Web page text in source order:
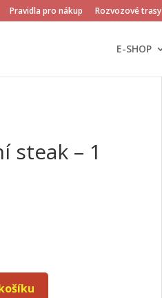
Pravidla pro nákup Rozvozové trasy
E-SHOP
steak – 1